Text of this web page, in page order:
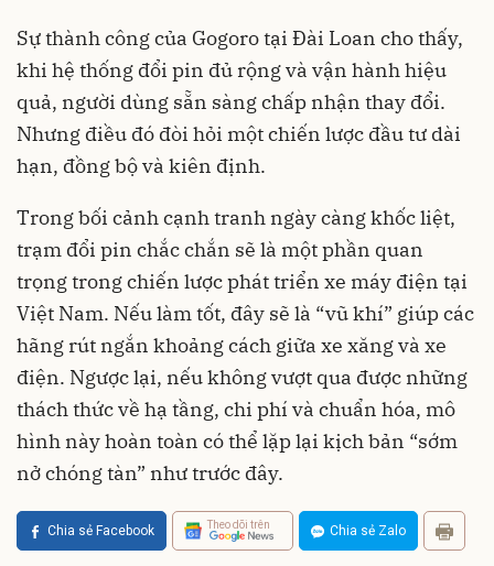
Sự thành công của Gogoro tại Đài Loan cho thấy,
khi hệ thống đổi pin đủ rộng và vận hành hiệu
quả, người dùng sẵn sàng chấp nhận thay đổi.
Nhưng điều đó đòi hỏi một chiến lược đầu tư dài
hạn, đồng bộ và kiên định.
Trong bối cảnh cạnh tranh ngày càng khốc liệt,
trạm đổi pin chắc chắn sẽ là một phần quan
trọng trong chiến lược phát triển xe máy điện tại
Việt Nam. Nếu làm tốt, đây sẽ là “vũ khí” giúp các
hãng rút ngắn khoảng cách giữa xe xăng và xe
điện. Ngược lại, nếu không vượt qua được những
thách thức về hạ tầng, chi phí và chuẩn hóa, mô
hình này hoàn toàn có thể lặp lại kịch bản “sớm
nở chóng tàn” như trước đây.
Chia sẻ Facebook Theo dõi trên Chia sẻ Zalo